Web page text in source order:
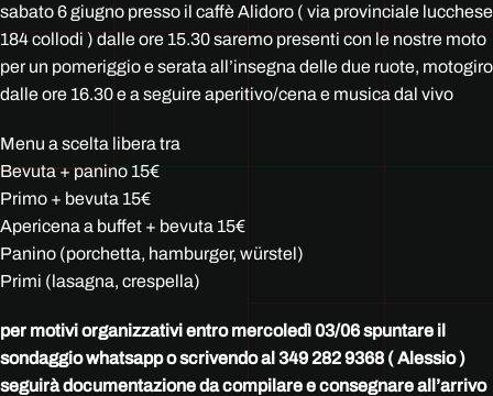
sabato 6 giugno presso il caffè Alidoro ( via provinciale lucchese
184 collodi ) dalle ore 15.30 saremo presenti con le nostre moto
per un pomeriggio e serata all’insegna delle due ruote, motogiro
dalle ore 16.30 e a seguire aperitivo/cena e musica dal vivo
Menu a scelta libera tra
Bevuta + panino 15€
Primo + bevuta 15€
Apericena a buffet + bevuta 15€
Panino (porchetta, hamburger, würstel)
Primi (lasagna, crespella)
per motivi organizzativi entro mercoledì 03/06 spuntare il
sondaggio whatsapp o scrivendo al 349 282 9368 ( Alessio )
seguirà documentazione da compilare e consegnare all’arrivo